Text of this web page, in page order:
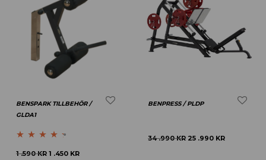
BENSPARK TILLBEHÖR /
GLDA1
Betygsatt
1 .590KR 1 .450 KR
BENPRESS / PLDP
34 .990KR 25 .990 KR